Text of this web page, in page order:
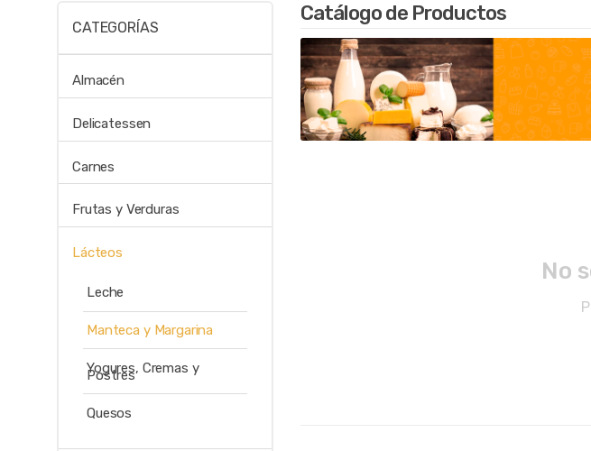
r
Catálogo de Productos
No
CATEGORÍAS
Almacén
Delicatessen
Carnes
Frutas y Verduras
Lácteos
Leche
Manteca y Margarina
Yogures, Cremas y
Postres
Quesos